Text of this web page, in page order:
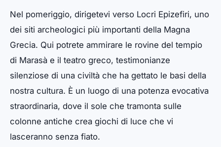
Nel pomeriggio, dirigetevi verso Locri Epizefiri, uno
dei siti archeologici più importanti della Magna
Grecia. Qui potrete ammirare le rovine del tempio
di Marasà e il teatro greco, testimonianze
silenziose di una civiltà che ha gettato le basi della
nostra cultura. È un luogo di una potenza evocativa
straordinaria, dove il sole che tramonta sulle
colonne antiche crea giochi di luce che vi
lasceranno senza fiato.